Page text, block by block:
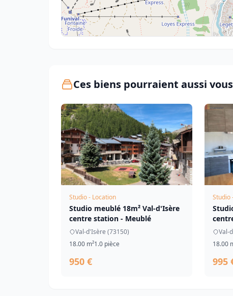
Ces biens pourraient aussi
Studio - Location
Studio meublé 18m² Val-d'Isère
centre station - Meublé
Val-d'Isère (73150)
18.00 m²1.0 pièce
950 €
Studio
Val-
18.00
995